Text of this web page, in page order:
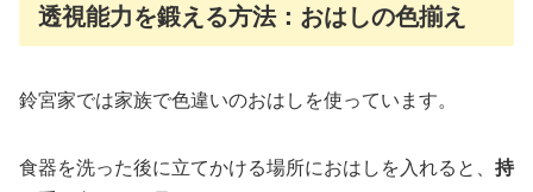
透視能力を鍛える方法：おはしの色揃え
鈴宮家では家族で色違いのおはしを使っています。
食器を洗った後に立てかける場所におはしを入れると、 持